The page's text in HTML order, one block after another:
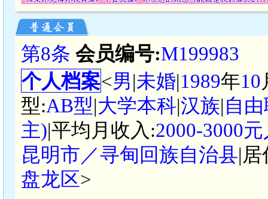
第8条 会员编号:M199983
个人档案<男|未婚|1989年10
型:AB型|大学本科|汉族|自
主)|平均月收入:2000-3000
昆明市／寻甸回族自治县|居
盘龙区>